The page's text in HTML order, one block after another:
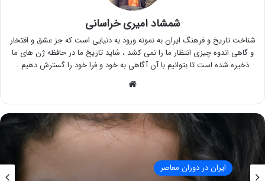
شمشاد امیری خراسانی
شناخت تاریخ و فرهنگ ایران به نمونه ورود به دنیایی است که جز عشق و افتخار
و گاهی اندوه چیزی انتظار ما را نمی کشد ، شاید تاریخ ما در حافظه ژن های ما
ذخیره شده است تا بتوانیم با آن آگاهی به خود و فرا خود را گسترش دهیم .
ایران در دوران معاصر